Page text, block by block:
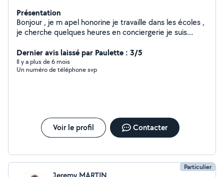
Présentation
Bonjour , je m apel honorine je travaille dans les écoles ,
je cherche quelques heures en conciergerie je suis
Dernier avis laissé par Paulette : 3/5
Il y a plus de 6 mois
Un numéro de téléphone svp
Voir le profil Contacter
Particulier